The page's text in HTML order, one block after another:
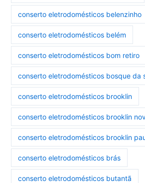
conserto eletrodomésticos belenzinho
conserto eletrodomésticos belém
conserto eletrodomésticos bom retiro
conserto eletrodomésticos bosque da
conserto eletrodomésticos brooklin
conserto eletrodomésticos brooklin
conserto eletrodomésticos brooklin
conserto eletrodomésticos brás
conserto eletrodomésticos butantã